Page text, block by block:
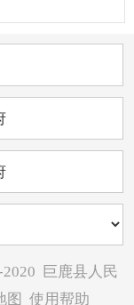
巨鹿县人民
图 使用帮助